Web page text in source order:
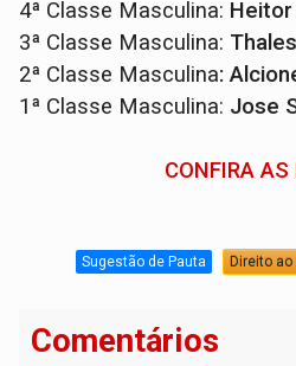
4ª Classe Masculina: Heitor
3ª Classe Masculina:
2ª Classe Masculina:
1ª Classe Masculina: Jose
CONFIRA AS
Sugestão de Pauta Direito
Comentários